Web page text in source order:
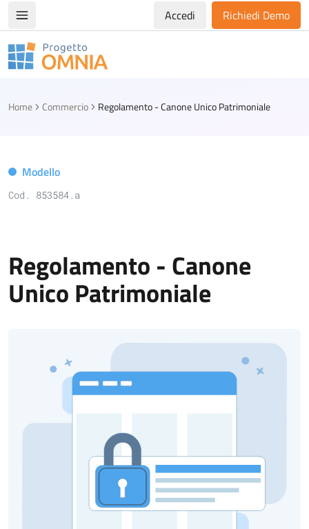
Apri/chiudi menù di navigazioneAccedi Richiedi Demo
Progetto Omnia
Home Commercio Regolamento - Canone Unico Patrimoniale
Modello
Cod. 853584.a
Regolamento - Canone
Unico Patrimoniale